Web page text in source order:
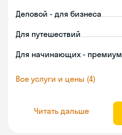
Деловой - для бизнеса
Для путешествий
Для начинающих - премиум
Все услуги и цены (4)
Читать дальше